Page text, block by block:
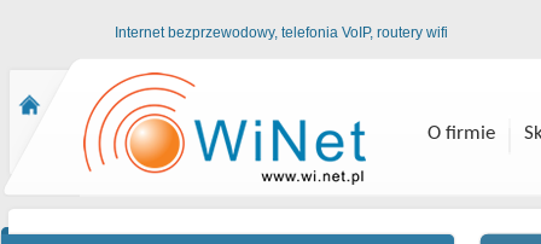
Internet bezprzewodowy, telefonia VoIP, routery wifi
O firmie